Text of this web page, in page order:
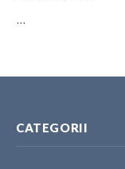
…
CATEGORII